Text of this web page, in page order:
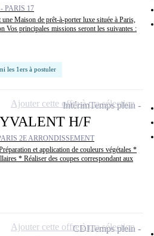
PARIS 17
Maison de prêt-à-porter luxe située à Paris,
Vos principales missions seront les suivantes :
les 1ers à postuler
H/F
2E ARRONDISSEMENT
et application de couleurs végétales *
* Réaliser des coupes correspondant aux
IntérimTemps plein
Ajouter cette offre à ma sélection
CDITemps plein
Ajouter cette offre à ma sélection